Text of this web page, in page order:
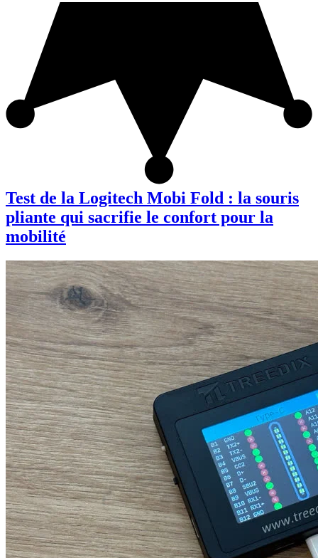
Test de la Logitech Mobi Fold : la souris
pliante qui sacrifie le confort pour la
mobilité